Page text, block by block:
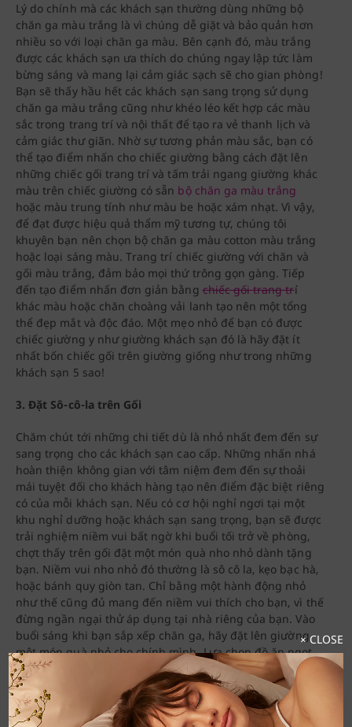
Lý do chính mà các khách sạn thường dùng những bộ
chăn ga màu trắng là vì chúng dễ giặt và bảo quản hơn
nhiều so với loại chăn ga màu. Bên cạnh đó, màu trắng
được các khách sạn ưa thích do chúng ngay lập tức làm
bừng sáng và mang lại cảm giác sạch sẽ cho gian phòng!
Bạn sẽ thấy hầu hết các khách sạn sang trọng sử dụng
chăn ga màu trắng cũng như khéo léo kết hợp các màu
sắc trong trang trí và nội thất để tạo ra vẻ thanh lịch và
cảm giác thư giãn. Nhờ sự tương phản màu sắc, bạn có
thể tạo điểm nhấn cho chiếc giường bằng cách đặt lên
những chiếc gối trang trí và tấm trải ngang giường khác
màu trên chiếc giường có sẵn bộ chăn ga màu trắng
hoặc màu trung tính như màu be hoặc xám nhạt. Vì vậy,
để đạt được hiệu quả thẩm mỹ tương tự, chúng tôi
khuyên bạn nên chọn bộ chăn ga màu cotton màu trắng
hoặc loại sáng màu. Trang trí chiếc giường với chăn và
gối màu trắng, đảm bảo mọi thứ trông gọn gàng. Tiếp
đến tạo điểm nhấn đơn giản bằngchiếc gối trang trí
khác màu hoặc chăn choàng vải lanh tạo nên một tổng
thể đẹp mắt và độc đáo. Một mẹo nhỏ để bạn có được
chiếc giường y như giường khách sạn đó là hãy đặt ít
nhất bốn chiếc gối trên giường giống như trong những
khách sạn 5 sao!
3. Đặt Sô-cô-la trên Gối
Chăm chút tới những chi tiết dù là nhỏ nhất đem đến sự
sang trọng cho các khách sạn cao cấp. Những nhấn nhá
hoàn thiện không gian với tâm niệm đem đến sự thoải
mái tuyệt đối cho khách hàng tạo nên điểm đặc biệt riêng
có của mỗi khách sạn. Nếu có cơ hội nghỉ ngơi tại một
khu nghỉ dưỡng hoặc khách sạn sang trọng, bạn sẽ được
trải nghiệm niềm vui bất ngờ khi buổi tối trở về phòng,
chợt thấy trên gối đặt một món quà nho nhỏ dành tặng
bạn. Niềm vui nho nhỏ đó thường là sô cô la, kẹo bạc hà,
hoặc bánh quy giòn tan. Chỉ bằng một hành động nhỏ
như thế cũng đủ mang đến niềm vui thích cho bạn, vì thế
đừng ngần ngại thử áp dụng tại nhà riêng của bạn. Vào
buổi sáng khi bạn sắp xếp chăn ga, hãy đặt lên giường
một món quà nhỏ cho chính mình. Lựa chọn đồ ăn ngọt
mà bạn yêu thích và chỉ nên thực hiện điều này một hoặc
hai lần trong một tuần để bạn cảm nhận được sự đặc biệt
của nó. Việc làm đáng yêu này sẽ mang lại cảm giác dịu
dàng cho không gian của riêng bạn và vào buổi tối khi
× CLOSE